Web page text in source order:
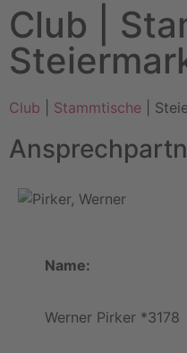
Club |
Club Stammtische |
Name:
Werner Pirker *3178